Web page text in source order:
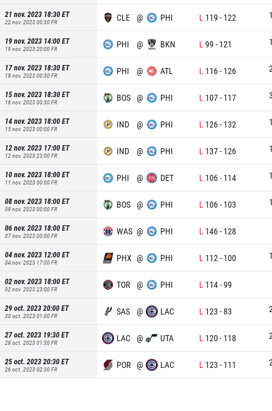
21 nov. 2023 18:30ET
22 nov. 2023 00:30FR CLE @ PHI L 119 - 122
19 nov. 2023 14:00ET
19 nov. 2023 20:00FR PHI @ BKN L 99 - 121
17 nov. 2023 18:30ET
18 nov. 2023 00:30FR PHI @ ATL L 116- 126
15 nov. 2023 18:30ET
16 nov. 2023 00:30FR BOS @ PHI L 107- 117
14 nov. 2023 18:00ET
15 nov. 2023 00:00FR IND @ PHI L 126- 132
12 nov. 2023 17:00ET
12 nov. 2023 23:00FR IND @ PHI L 137- 126
10 nov. 2023 18:00ET
11 nov. 2023 00:00FR PHI @ DET L 106- 114
08 nov. 2023 18:00ET
09 nov. 2023 00:00FR BOS @ PHI L 106- 103
06 nov. 2023 18:00ET
07 nov. 2023 00:00FR WAS @ PHI L 146- 128
04 nov. 2023 12:00ET
04 nov. 2023 17:00FR PHX @ PHI L 112 - 100
02 nov. 2023 18:00ET
02 nov. 2023 23:00FR TOR @ PHI L 114-99
29 oct. 2023 20:00ET
30 oct. 2023 01:00FR SAS @ LAC L 123 -83
27 oct. 2023 19:30ET
28 oct. 2023 01:30FR LAC @ UTA L 120- 118
25 oct. 2023 20:30ET
26 oct. 2023 02:30FR POR @ LAC L 123 - 111